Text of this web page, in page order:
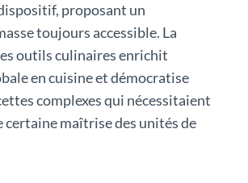
proposant un
toujours accessible. La
outils culinaires enrichit
en cuisine et démocratise
complexes qui nécessitaient
certaine maîtrise des unités de